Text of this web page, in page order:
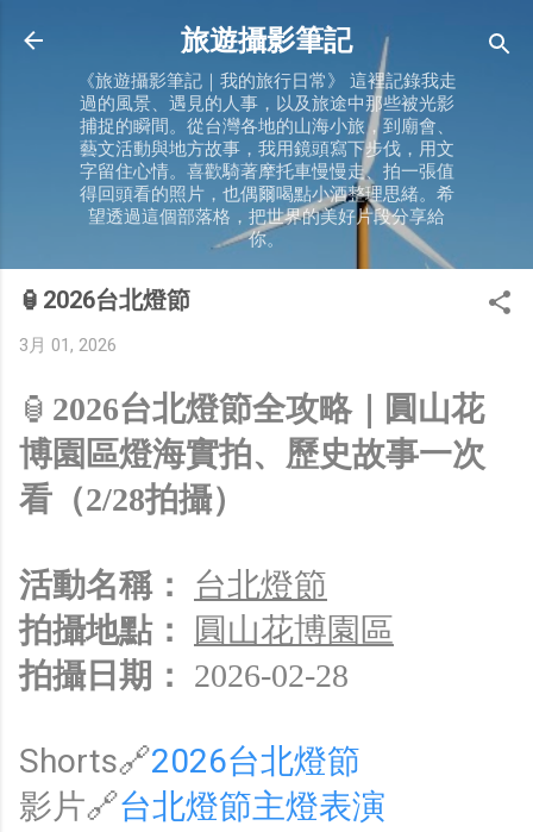
跳到主要內容
旅遊攝影筆記
《旅遊攝影筆記｜我的旅行日常》 這裡記錄我走
過的風景、遇見的人事，以及旅途中那些被光影
捕捉的瞬間。從台灣各地的山海小旅，到廟會、
藝文活動與地方故事，我用鏡頭寫下步伐，用文
字留住心情。喜歡騎著摩托車慢慢走、拍一張值
得回頭看的照片，也偶爾喝點小酒整理思緒。希
望透過這個部落格，把世界的美好片段分享給
你。
🏮2026台北燈節
3月 01, 2026
🏮 2026台北燈節全攻略｜圓山花
博園區燈海實拍、歷史故事一次
看（2/28拍攝）
活動名稱：
台北燈節
拍攝地點：
圓山花博園區
拍攝日期：
2026-02-28
Shorts🔗2026台北燈節
影片🔗台北燈節主燈表演